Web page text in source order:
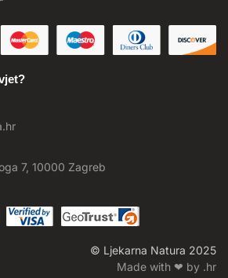
7, 10000 Zagreb
© Ljekarna Natura 2025
Made with ❤ by .hr